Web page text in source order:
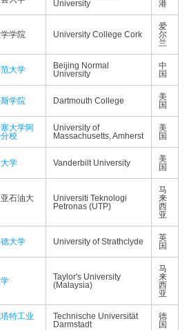
University
港
学院 University College Cork
爱
尔
兰
大学
Beijing Normal
University
中
国
学院 Dartmouth College
美
国
大学阿
校
University of
Massachusetts, Amherst
美
国
学 Vanderbilt University
美
国
石油大
Universiti Teknologi
Petronas (UTP)
马
来
西
亚
大学 University of Strathclyde
英
国
Taylor's University
(Malaysia)
马
来
西
亚
特工业
Technische Universität
Darmstadt
德
国